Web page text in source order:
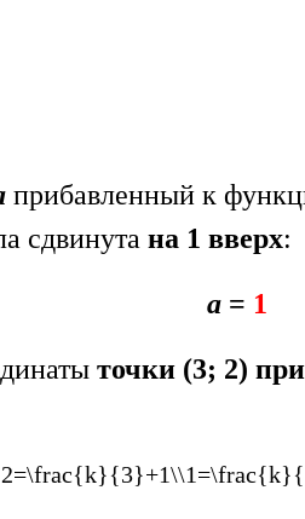
прибавленный к
сдвинута на 1 вверх:
а = 1
точки (3; 2)